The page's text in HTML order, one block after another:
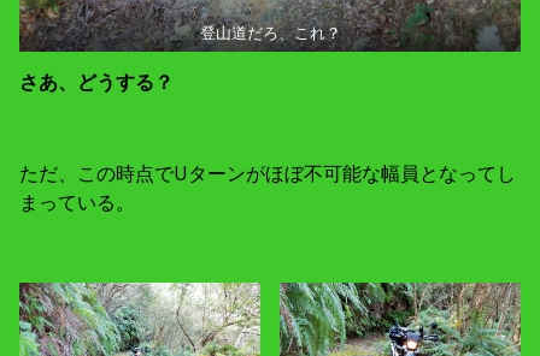
登山道だろ、これ？
さあ、どうする？
ただ、この時点でUターンがほぼ不可能な幅員となってし
まっている。